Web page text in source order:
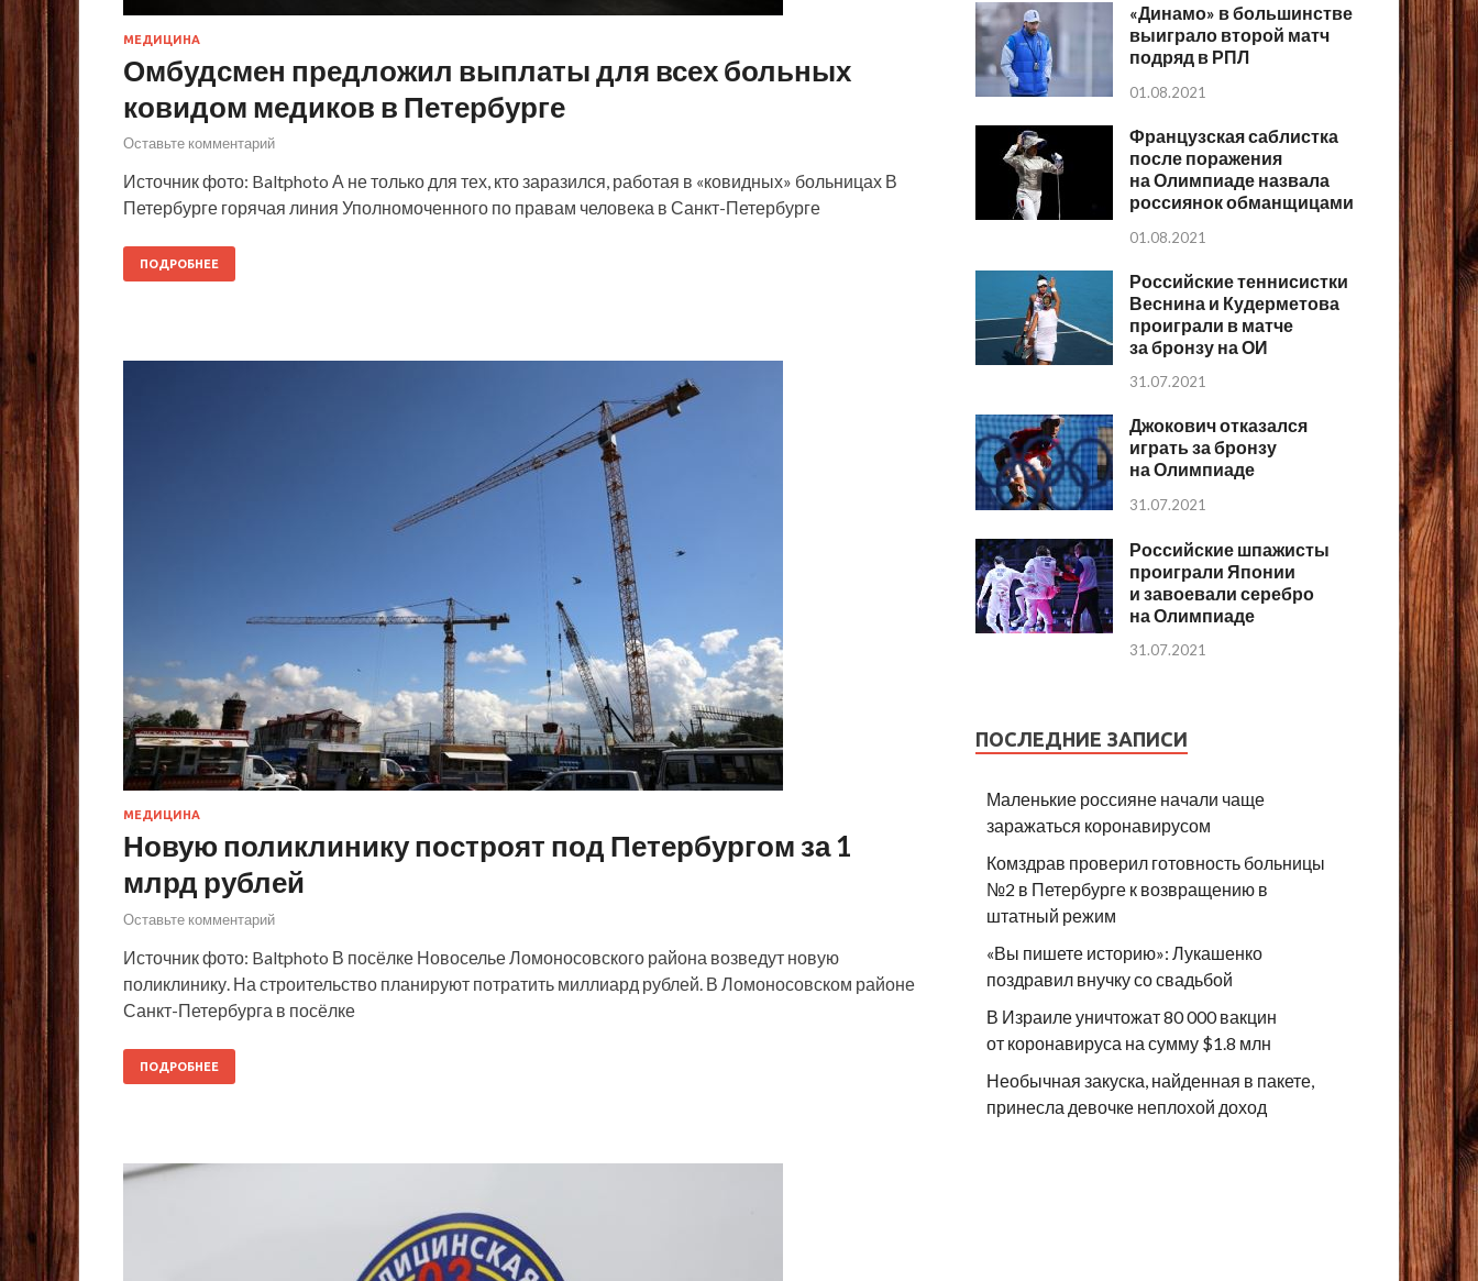
МЕДИЦИНА
Омбудсмен предложил выплаты для всех больных
ковидом медиков в Петербурге
Оставьте комментарий
Источник фото: Baltphoto А не только для тех, кто заразился, работая в «ковидных» больницах В
Петербурге горячая линия Уполномоченного по правам человека в Санкт-Петербурге
ПОДРОБНЕЕ
МЕДИЦИНА
Новую поликлинику построят под Петербургом за 1
млрд рублей
Оставьте комментарий
Источник фото: Baltphoto В посёлке Новоселье Ломоносовского района возведут новую
поликлинику. На строительство планируют потратить миллиард рублей. В Ломоносовском районе
Санкт-Петербурга в посёлке
ПОДРОБНЕЕ
«Динамо» в большинстве
выиграло второй матч
подряд в РПЛ
01.08.2021
Французская саблистка
после поражения
на Олимпиаде назвала
россиянок обманщицами
01.08.2021
Российские теннисистки
Веснина и Кудерметова
проиграли в матче
за бронзу на ОИ
31.07.2021
Джокович отказался
играть за бронзу
на Олимпиаде
31.07.2021
Российские шпажисты
проиграли Японии
и завоевали серебро
на Олимпиаде
31.07.2021
ПОСЛЕДНИЕ ЗАПИСИ
Маленькие россияне начали чаще
заражаться коронавирусом
Комздрав проверил готовность больницы
№2 в Петербурге к возвращению в
штатный режим
«Вы пишете историю»: Лукашенко
поздравил внучку со свадьбой
В Израиле уничтожат 80 000 вакцин
от коронавируса на сумму $1.8 млн
Необычная закуска, найденная в пакете,
принесла девочке неплохой доход